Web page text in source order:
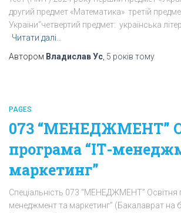
другий предмет «Математика» третій
України”четвертий предмет: українська
Читати далі…
Автором Владислав Ус 5 років тому
PAGES
073 “МЕНЕДЖМЕНТ”
програма “ІТ-
маркетинг”
Спеціальність 073 “МЕНЕДЖМЕНТ” Освітня
менеджмент та маркетинг” (Бакалаврат на